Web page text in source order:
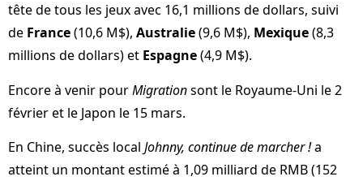
tête de tous les jeux avec 16,1 millions de dollars, suivi
de France(10,6 M$), Australie(9,6 M$), Mexique(8,3
millions de dollars) et Espagne(4,9 M$).
Encore à venir pourMigrationsont le Royaume-Uni le 2
février et le Japon le 15 mars.
En Chine, succès local Johnny, continue de marcher !a
atteint un montant estimé à 1,09 milliard de RMB (152